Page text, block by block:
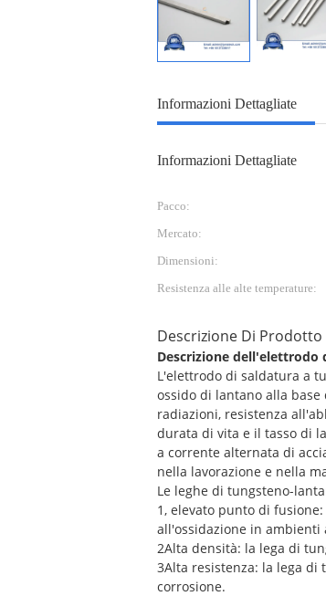
Informazioni Dettagliate
Informazioni Dettagliate
Pacco:
Mercato:
Dimensioni:
Resistenza alle alte temperature:
Descrizione Di Prodotto
Descrizione dell'elettrodo
L'elettrodo di saldatura a
ossido di lantano alla
radiazioni, resistenza
durata di vita e il tasso di
a corrente alternata di
nella lavorazione e nella
Le leghe di tungsteno-
1, elevato punto di
all'ossidazione in
2Alta densità: la lega di
3Alta resistenza: la lega di
corrosione.